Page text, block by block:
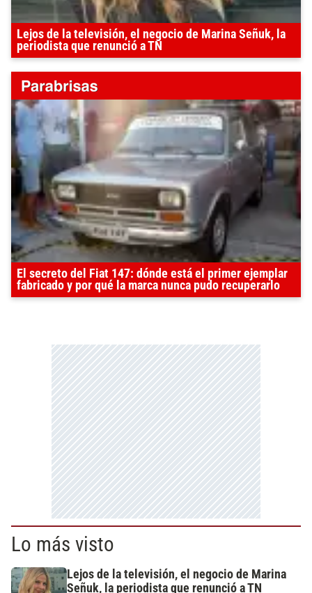
Lejos de la televisión, el negocio de Marina Señuk, la
periodista que renunció a TN
El secreto del Fiat 147: dónde está el primer ejemplar
fabricado y por qué la marca nunca pudo recuperarlo
Lo más visto
Lejos de la televisión, el negocio de Marina
Señuk, la periodista que renunció a TN